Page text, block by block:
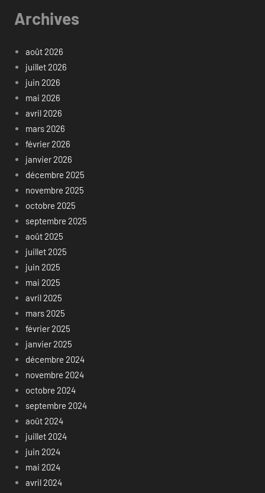
Archives
août 2026
juillet 2026
juin 2026
mai 2026
avril 2026
mars 2026
février 2026
janvier 2026
décembre 2025
novembre 2025
octobre 2025
septembre 2025
août 2025
juillet 2025
juin 2025
mai 2025
avril 2025
mars 2025
février 2025
janvier 2025
décembre 2024
novembre 2024
octobre 2024
septembre 2024
août 2024
juillet 2024
juin 2024
mai 2024
avril 2024